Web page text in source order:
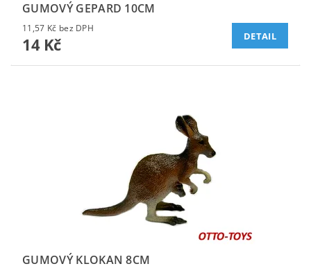
GUMOVÝ GEPARD 10CM
11,57 Kč bez DPH
14 Kč DETAIL
GUMOVÝ KLOKAN 8CM